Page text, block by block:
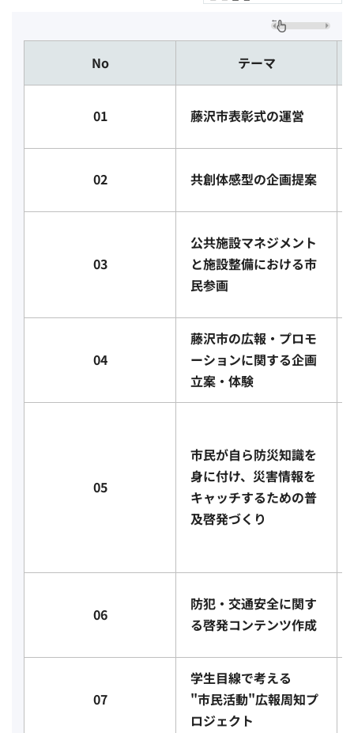
No テーマ
01 藤沢市表彰式の運営
02 共創体感型の企画提案
03
公共施設マネジメント
と施設整備における市
民参画
04
藤沢市の広報・プロモ
ーションに関する企画
立案・体験
05
市民が自ら防災知識を
身に付け、災害情報を
キャッチするための普
及啓発づくり
06
防犯・交通安全に関す
る啓発コンテンツ作成
07
学生目線で考える
"市民活動"広報周知プ
ロジェクト